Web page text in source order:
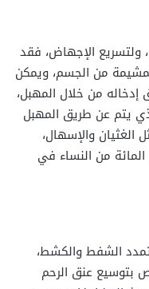
الإجهاض، فقد
من الجسم، ويمكن
من خلال المهبل،
يتم عن طريق المهبل
الغثيان والإسهال،
العلاج لنحو 70 إلى 90 في المائة من النساء في
الشفط والكشط،
بتوسيع عنق الرحم